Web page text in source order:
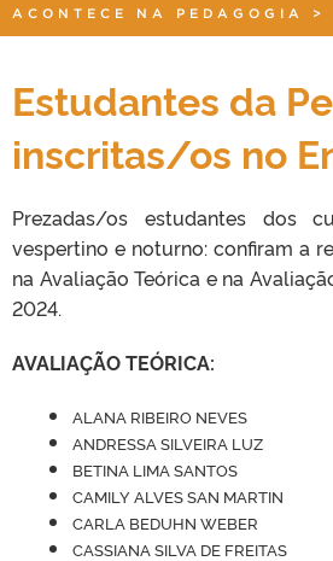
ACONTECE NA PEDAGOGIA >
Estudantes da
inscritas/os no
Prezadas/os estudantes dos
vespertino e noturno: confiram a
na Avaliação Teórica e na
2024.
AVALIAÇÃO TEÓRICA:
ALANA RIBEIRO NEVES
ANDRESSA SILVEIRA LUZ
BETINA LIMA SANTOS
CAMILY ALVES SAN MARTIN
CARLA BEDUHN WEBER
CASSIANA SILVA DE FREITAS